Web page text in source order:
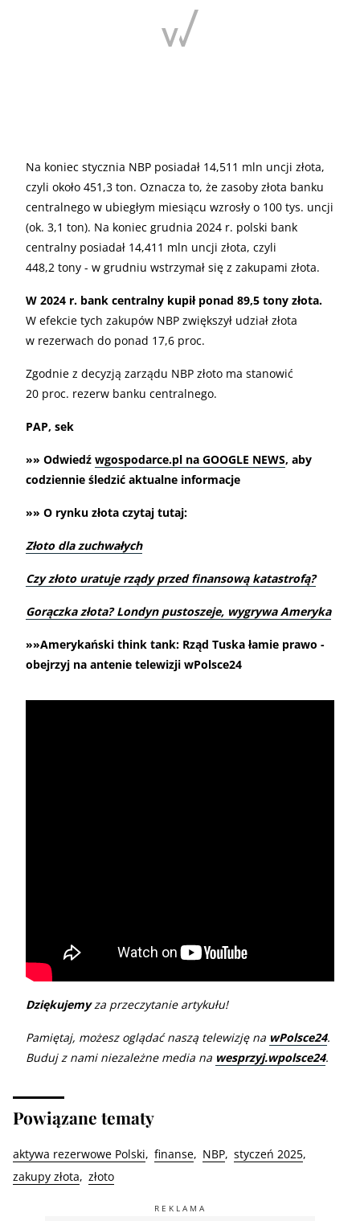
Na koniec stycznia NBP posiadał 14,511 mln uncji złota,
czyli około 451,3 ton. Oznacza to, że zasoby złota banku
centralnego w ubiegłym miesiącu wzrosły o 100 tys. uncji
(ok. 3,1 ton). Na koniec grudnia 2024 r. polski bank
centralny posiadał 14,411 mln uncji złota, czyli
448,2 tony - w grudniu wstrzymał się z zakupami złota.
W 2024 r. bank centralny kupił ponad 89,5 tony złota.
W efekcie tych zakupów NBP zwiększył udział złota
w rezerwach do ponad 17,6 proc.
Zgodnie z decyzją zarządu NBP złoto ma stanowić
20 proc. rezerw banku centralnego.
PAP, sek
»» Odwiedź wgospodarce.pl na GOOGLE NEWS, aby
codziennie śledzić aktualne informacje
»» O rynku złota czytaj tutaj:
Złoto dla zuchwałych
Czy złoto uratuje rządy przed finansową katastrofą?
Gorączka złota? Londyn pustoszeje, wygrywa Ameryka
»»Amerykański think tank: Rząd Tuska łamie prawo -
obejrzyj na antenie telewizji wPolsce24
Dziękujemyza przeczytanie artykułu!
Pamiętaj, możesz oglądać naszą telewizję na wPolsce24.
Buduj z nami niezależne media na wesprzyj.wpolsce24.
Powiązane tematy
aktywa rezerwowe Polski finanse NBP styczeń 2025
zakupy złota
złoto